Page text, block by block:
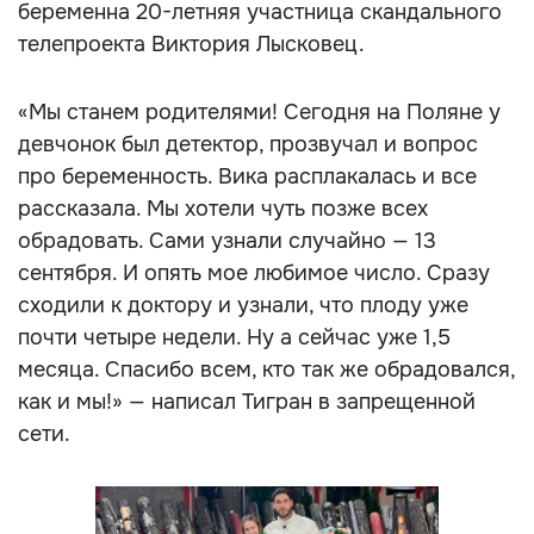
беременна 20-летняя участница скандального
телепроекта Виктория Лысковец.
«Мы станем родителями! Сегодня на Поляне у
девчонок был детектор, прозвучал и вопрос
про беременность. Вика расплакалась и все
рассказала. Мы хотели чуть позже всех
обрадовать. Сами узнали случайно — 13
сентября. И опять мое любимое число. Сразу
сходили к доктору и узнали, что плоду уже
почти четыре недели. Ну а сейчас уже 1,5
месяца. Спасибо всем, кто так же обрадовался,
как и мы!» — написал Тигран в запрещенной
сети.